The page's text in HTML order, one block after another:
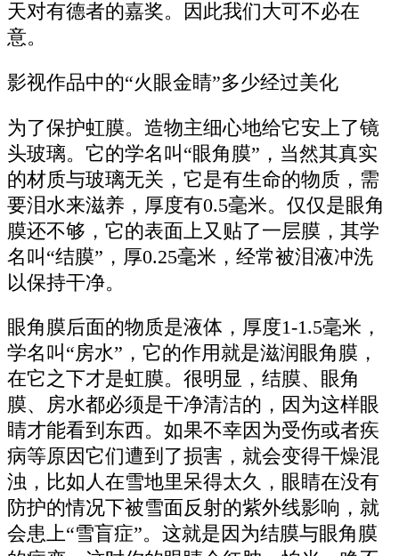
天对有德者的嘉奖。因此我们大可不必在
意。
影视作品中的“火眼金睛”多少经过美化
为了保护虹膜。造物主细心地给它安上了镜
头玻璃。它的学名叫“眼角膜”，当然其真实
的材质与玻璃无关，它是有生命的物质，需
要泪水来滋养，厚度有0.5毫米。仅仅是眼角
膜还不够，它的表面上又贴了一层膜，其学
名叫“结膜”，厚0.25毫米，经常被泪液冲洗
以保持干净。
眼角膜后面的物质是液体，厚度1-1.5毫米，
学名叫“房水”，它的作用就是滋润眼角膜，
在它之下才是虹膜。很明显，结膜、眼角
膜、房水都必须是干净清洁的，因为这样眼
睛才能看到东西。如果不幸因为受伤或者疾
病等原因它们遭到了损害，就会变得干燥混
浊，比如人在雪地里呆得太久，眼睛在没有
防护的情况下被雪面反射的紫外线影响，就
会患上“雪盲症”。这就是因为结膜与眼角膜